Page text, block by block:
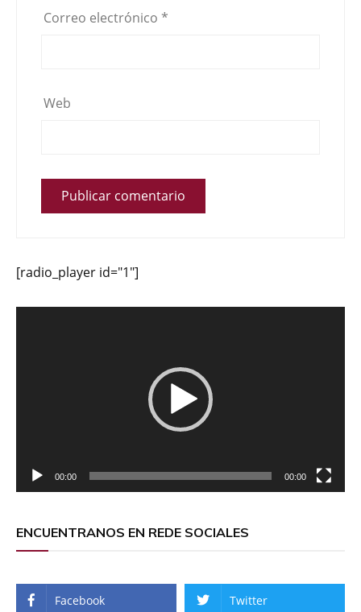
Correo electrónico *
Web
[radio_player id="1"]
00:00 00:00
ENCUENTRANOS EN REDE SOCIALES
Facebook Twitter